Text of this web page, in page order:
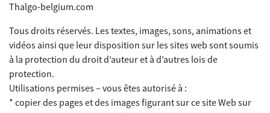
Thalgo-belgium.com
Tous droits réservés. Les textes, images, sons, animations et
vidéos ainsi que leur disposition sur les sites web sont soumis
à la protection du droit d’auteur et à d’autres lois de
protection.
Utilisations permises – vous êtes autorisé à :
* copier des pages et des images figurant sur ce site Web sur